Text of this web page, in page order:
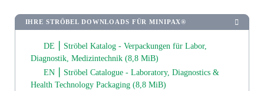
IHRE STRÖBEL DOWNLOADS FÜR MINIPAX®
DE ⎮ Ströbel Katalog - Verpackungen für Labor,
Diagnostik, Medizintechnik(8,8 MiB)
EN ⎮ Ströbel Catalogue - Laboratory, Diagnostics &
Health Technology Packaging(8,8 MiB)